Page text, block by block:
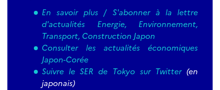
En savoir plus / S'abonner à la lettre
d'actualités Energie, Environnement,
Transport, Construction Japon
Consulter les actualités économiques
Japon-Corée
Suivre le SER de Tokyo sur Twitter(en
japonais)